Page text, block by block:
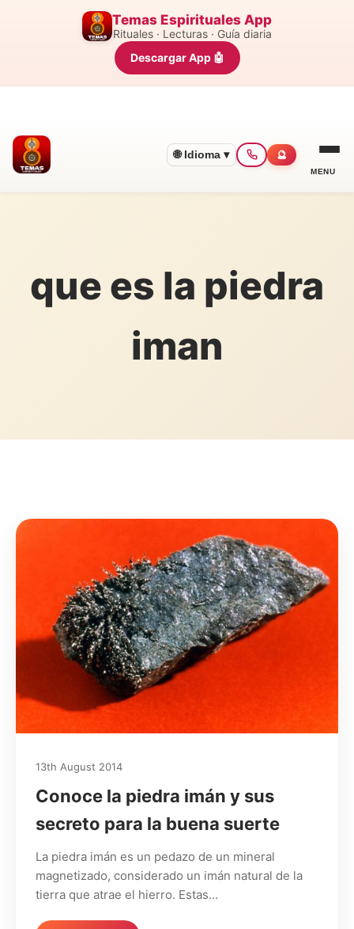
Temas Espirituales App
Rituales · Lecturas · Guía diaria
Descargar App 🤖
🌐 Idioma ▾ 🔮
MENU
que es la piedra
iman
13th August 2014
Conoce la piedra imán y sus
secreto para la buena suerte
La piedra imán es un pedazo de un mineral
magnetizado, considerado un imán natural de la
tierra que atrae el hierro. Estas…